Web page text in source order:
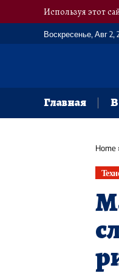
Используя этот
Воскресенье, Авг 2,
Главная
Home